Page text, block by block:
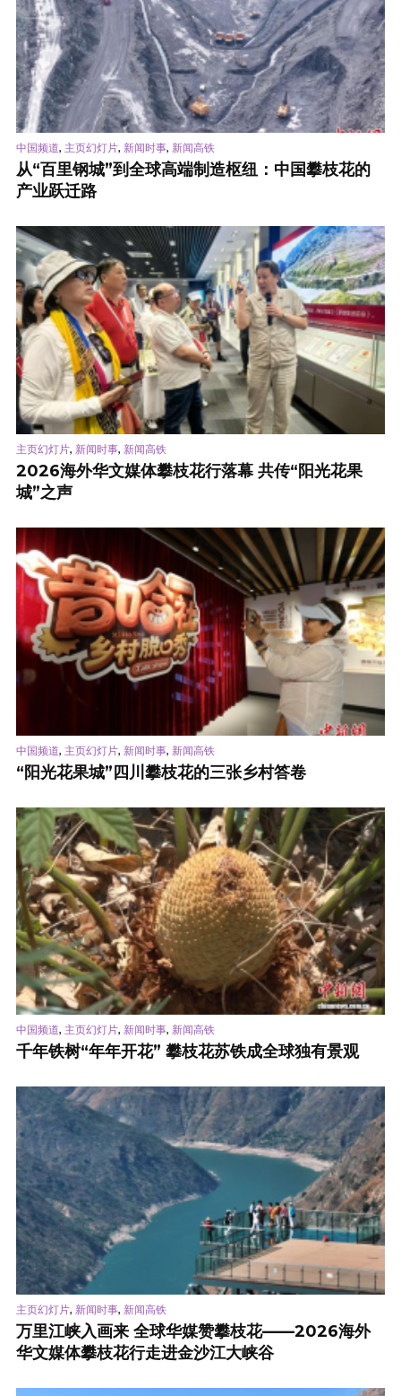
中国频道, 主页幻灯片, 新闻时事, 新闻高铁
从“百里钢城”到全球高端制造枢纽：中国攀枝花的
产业跃迁路
主页幻灯片, 新闻时事, 新闻高铁
2026海外华文媒体攀枝花行落幕 共传“阳光花果
城”之声
中国频道, 主页幻灯片, 新闻时事, 新闻高铁
“阳光花果城”四川攀枝花的三张乡村答卷
中国频道, 主页幻灯片, 新闻时事, 新闻高铁
千年铁树“年年开花” 攀枝花苏铁成全球独有景观
主页幻灯片, 新闻时事, 新闻高铁
万里江峡入画来 全球华媒赞攀枝花——2026海外
华文媒体攀枝花行走进金沙江大峡谷